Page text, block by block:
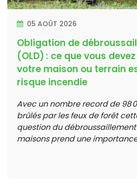
05 AOÛT 2026
Obligation de
(OLD) : ce que vous
votre maison ou terrain
risque incendie
Avec un nombre record de 98
brûlés par les feux de forêt
question du
maisons prend une